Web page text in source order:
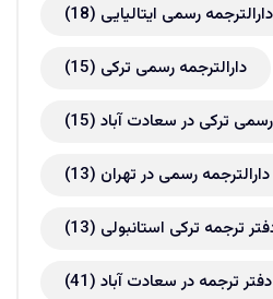
دارالترجمه رسمی ایتالیایی (18)
دارالترجمه رسمی ترکی (15)
رسمی ترکی در سعادت آباد (15)
دارالترجمه رسمی در تهران (13)
ترجمه ترکی استانبولی (13)
دفتر ترجمه در سعادت آباد (41)